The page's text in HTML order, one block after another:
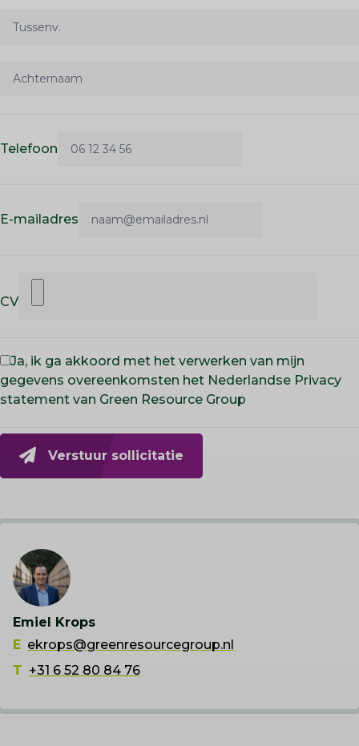
Telefoon
E-mailadres
CV
Ja, ik ga akkoord met het verwerken van mijn
gegevens overeenkomsten het Nederlandse Privacy
statement van Green Resource Group
Verstuur sollicitatie
Emiel Krops
E ekrops@greenresourcegroup.nl
T +31 6 52 80 84 76